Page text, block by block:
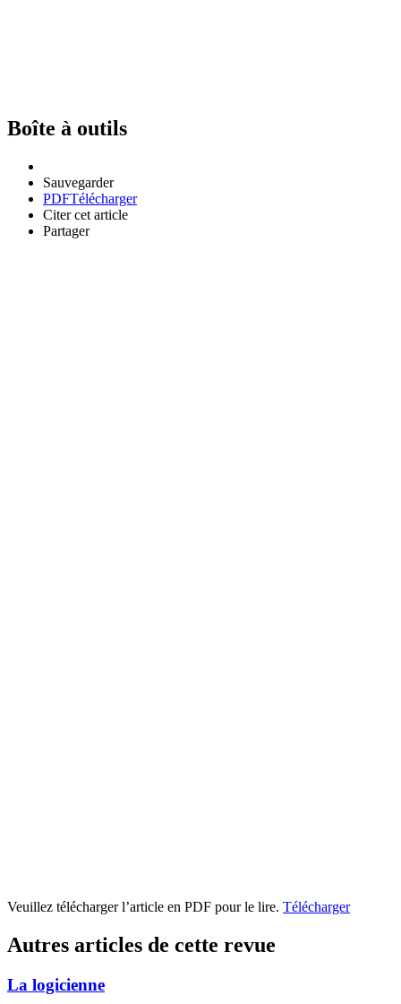
Boîte à outils
Sauvegarder
PDFTélécharger
Citer cet article
Partager
Veuillez télécharger l’article en PDF pour le lire. Télécharger
Autres articles de cette revue
La logicienne